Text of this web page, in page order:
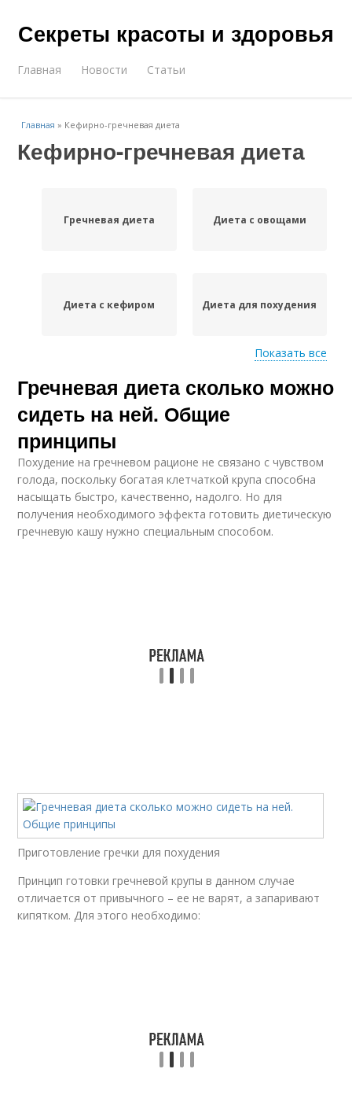
Секреты красоты и здоровья
Главная Новости Статьи
Главная » Кефирно-гречневая диета
Кефирно-гречневая диета
Гречневая диета Диета с овощами
Диета с кефиром Диета для похудения
Кефирная диета
Питания на
гречневой диете
Диеты для похудения Диеты с кефиром
Показать все
Гречневая диета сколько можно
сидеть на ней. Общие
принципы
Похудение на гречневом рационе не связано с чувством
голода, поскольку богатая клетчаткой крупа способна
насыщать быстро, качественно, надолго. Но для
получения необходимого эффекта готовить диетическую
гречневую кашу нужно специальным способом.
Приготовление гречки для похудения
Принцип готовки гречневой крупы в данном случае
отличается от привычного – ее не варят, а запаривают
кипятком. Для этого необходимо: